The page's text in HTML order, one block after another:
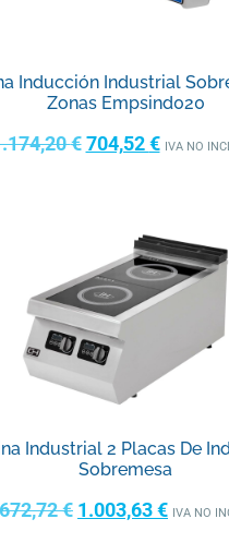
Inducción Industrial
Zonas Empsind020
€ 704,52€ IVA NO
Industrial 2 Placas De
Sobremesa
€ 1.003,63€ IVA NO